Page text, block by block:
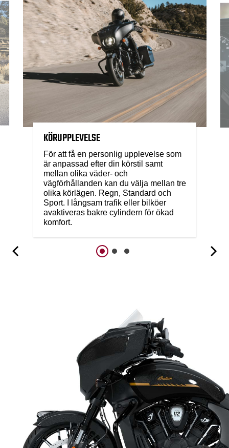
KÖRUPPLEVELSE
För att få en personlig upplevelse som
är anpassad efter din körstil samt
mellan olika väder- och
vägförhållanden kan du välja mellan tre
olika körlägen. Regn, Standard och
Sport. I långsam trafik eller bilköer
avaktiveras bakre cylindern för ökad
komfort.